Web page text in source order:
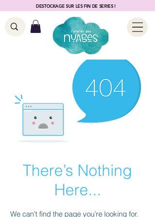
DESTOCKAGE SUR LES FIN DE SERIES !
There’s Nothing
Here...
We can’t find the page you’re looking for.